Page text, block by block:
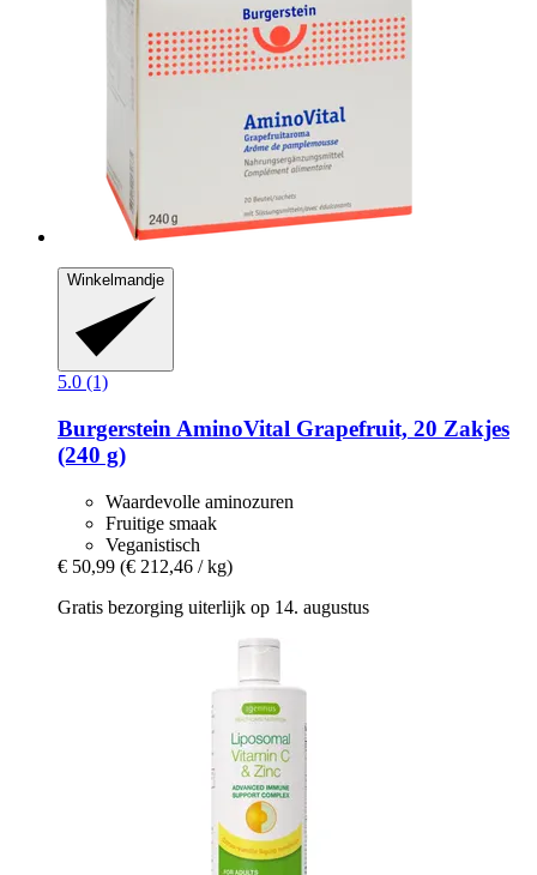
Winkelmandje
5.0 (1)
Burgerstein AminoVital Grapefruit, 20 Zakjes
(240 g)
Waardevolle aminozuren
Fruitige smaak
Veganistisch
€ 50,99 (€ 212,46 / kg)
Gratis bezorging uiterlijk op 14. augustus